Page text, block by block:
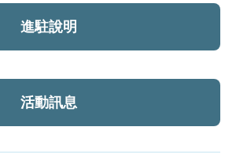
進駐說明
活動訊息